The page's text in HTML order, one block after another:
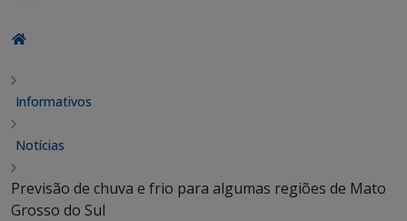
Informativos
Notícias
Previsão de chuva e frio para algumas regiões de Mato
Grosso do Sul